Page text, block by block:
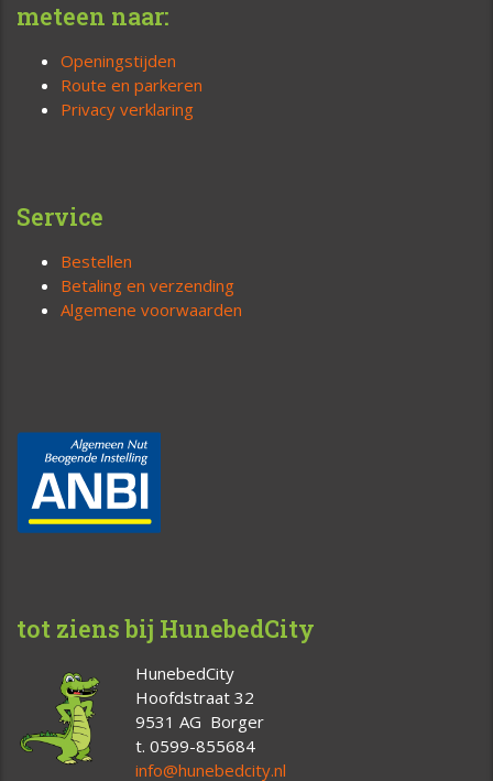
meteen naar:
Openingstijden
Route en parkeren
Privacy verklaring
Service
Bestellen
Betaling en verzending
Algemene voorwaarden
tot ziens bij HunebedCity
HunebedCity
Hoofdstraat 32
9531 AG Borger
t. 0599-855684
info@hunebedcity.nl